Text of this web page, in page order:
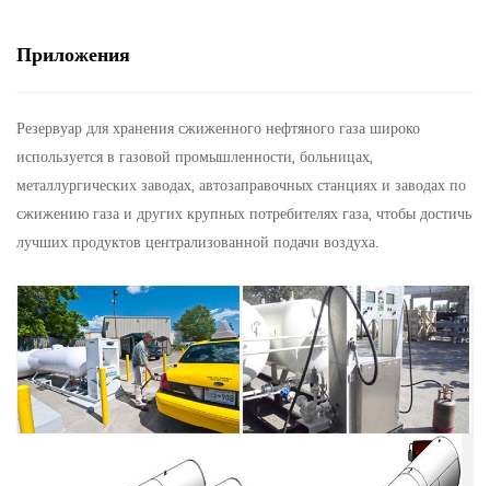
Приложения
Резервуар для хранения сжиженного нефтяного газа широко
используется в газовой промышленности, больницах,
металлургических заводах, автозаправочных станциях и заводах по
сжижению газа и других крупных потребителях газа, чтобы достичь
лучших продуктов централизованной подачи воздуха.